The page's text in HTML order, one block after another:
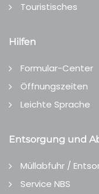
Touristisches
Hilfen
Formular-Center
Öffnungszeiten
Leichte Sprache
Entsorgung und
Müllabfuhr /
Service NBS